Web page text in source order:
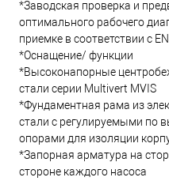
*Заводская проверка и
оптимального рабочего
приемке в соответствии с
*Оснащение/ функции
*Высоконапорные
стали серии Multivert MVIS
*Фундаментная рама из
стали с регулируемыми по
опорами для изоляции
*Запорная арматура на
стороне каждого насоса